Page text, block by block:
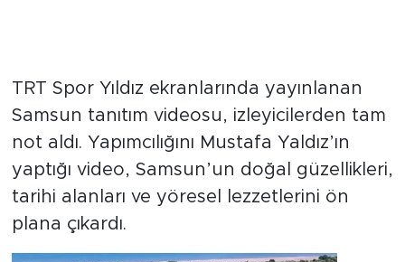
TRT Spor Yıldız ekranlarında yayınlanan
Samsun tanıtım videosu, izleyicilerden tam
not aldı. Yapımcılığını Mustafa Yaldız’ın
yaptığı video, Samsun’un doğal güzellikleri,
tarihi alanları ve yöresel lezzetlerini ön
plana çıkardı.